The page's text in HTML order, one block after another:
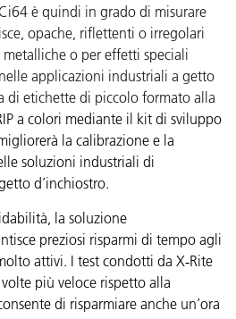
è quindi in grado di misurare
opache, riflettenti o irregolari
o per effetti speciali
applicazioni industriali a getto
di etichette di piccolo formato alla
a colori mediante il kit di sviluppo
la calibrazione e la
soluzioni industriali di
d’inchiostro.
la soluzione
preziosi risparmi di tempo agli
attivi. I test condotti da X‑Rite
più veloce rispetto alla
di risparmiare anche un’ora